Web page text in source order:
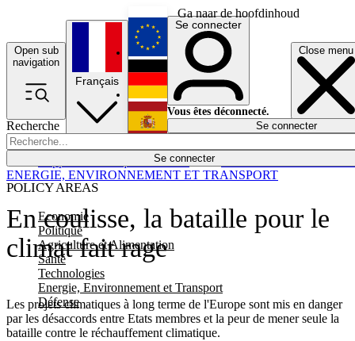
Ga naar de hoofdinhoud
Open sub
navigation
Close menu
Recherche
Se connecter
POLICY AREAS
Economie
Politique
Agriculture et Alimentation
Santé
Technologies
Energie, Environnement et Transport
Défense
Économie
Français
English
Deutsch
Español
Se connecter
Vous êtes déconnecté.
Se connecter
En coulisse, la bataille pour le
climat fait rage
Les projets climatiques à long terme de l'Europe sont mis en danger
par les désaccords entre Etats membres et la peur de mener seule la
bataille contre le réchauffement climatique.
ENERGIE, ENVIRONNEMENT ET TRANSPORT